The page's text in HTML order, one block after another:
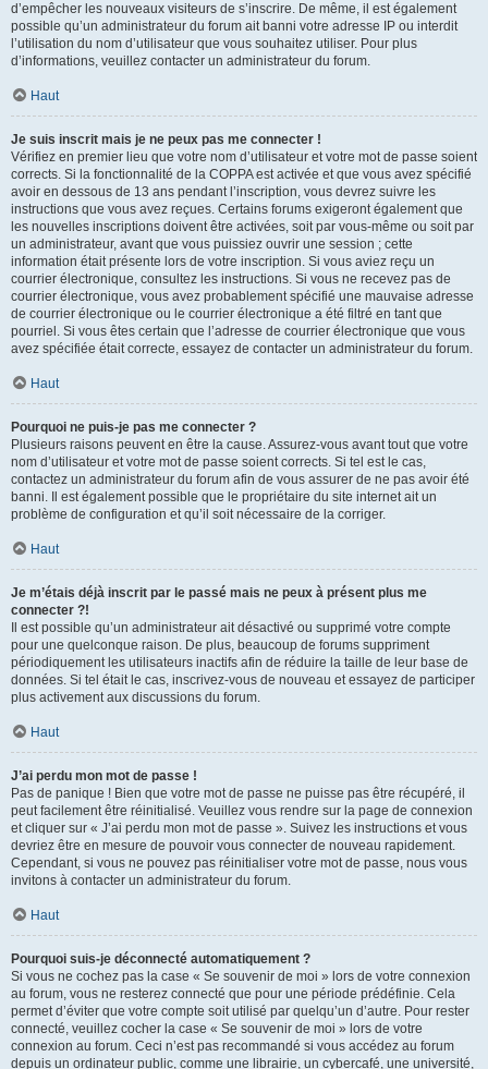
d’empêcher les nouveaux visiteurs de s’inscrire. De même, il est également
possible qu’un administrateur du forum ait banni votre adresse IP ou interdit
l’utilisation du nom d’utilisateur que vous souhaitez utiliser. Pour plus
d’informations, veuillez contacter un administrateur du forum.
Haut
Je suis inscrit mais je ne peux pas me connecter !
Vérifiez en premier lieu que votre nom d’utilisateur et votre mot de passe soient
corrects. Si la fonctionnalité de la COPPA est activée et que vous avez spécifié
avoir en dessous de 13 ans pendant l’inscription, vous devrez suivre les
instructions que vous avez reçues. Certains forums exigeront également que
les nouvelles inscriptions doivent être activées, soit par vous-même ou soit par
un administrateur, avant que vous puissiez ouvrir une session ; cette
information était présente lors de votre inscription. Si vous aviez reçu un
courrier électronique, consultez les instructions. Si vous ne recevez pas de
courrier électronique, vous avez probablement spécifié une mauvaise adresse
de courrier électronique ou le courrier électronique a été filtré en tant que
pourriel. Si vous êtes certain que l’adresse de courrier électronique que vous
avez spécifiée était correcte, essayez de contacter un administrateur du forum.
Haut
Pourquoi ne puis-je pas me connecter ?
Plusieurs raisons peuvent en être la cause. Assurez-vous avant tout que votre
nom d’utilisateur et votre mot de passe soient corrects. Si tel est le cas,
contactez un administrateur du forum afin de vous assurer de ne pas avoir été
banni. Il est également possible que le propriétaire du site internet ait un
problème de configuration et qu’il soit nécessaire de la corriger.
Haut
Je m’étais déjà inscrit par le passé mais ne peux à présent plus me
connecter ?!
Il est possible qu’un administrateur ait désactivé ou supprimé votre compte
pour une quelconque raison. De plus, beaucoup de forums suppriment
périodiquement les utilisateurs inactifs afin de réduire la taille de leur base de
données. Si tel était le cas, inscrivez-vous de nouveau et essayez de participer
plus activement aux discussions du forum.
Haut
J’ai perdu mon mot de passe !
Pas de panique ! Bien que votre mot de passe ne puisse pas être récupéré, il
peut facilement être réinitialisé. Veuillez vous rendre sur la page de connexion
et cliquer sur « J’ai perdu mon mot de passe ». Suivez les instructions et vous
devriez être en mesure de pouvoir vous connecter de nouveau rapidement.
Cependant, si vous ne pouvez pas réinitialiser votre mot de passe, nous vous
invitons à contacter un administrateur du forum.
Haut
Pourquoi suis-je déconnecté automatiquement ?
Si vous ne cochez pas la case « Se souvenir de moi » lors de votre connexion
au forum, vous ne resterez connecté que pour une période prédéfinie. Cela
permet d’éviter que votre compte soit utilisé par quelqu’un d’autre. Pour rester
connecté, veuillez cocher la case « Se souvenir de moi » lors de votre
connexion au forum. Ceci n’est pas recommandé si vous accédez au forum
depuis un ordinateur public, comme une librairie, un cybercafé, une université,